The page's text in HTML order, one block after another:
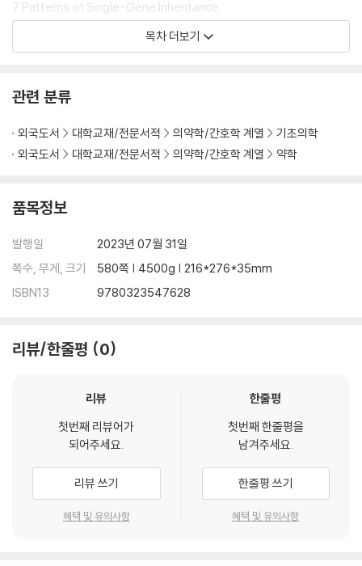
7 Patterns of Single-Gene Inheritance
8 Complex Inheritance of Common Multifactorial Disorders
9 Genetic Variation in Populations
12 The Molecular, Biochemical, and Cellular Basis of Genetic Di
13 The Treatment of Genetic Disease
14 Developmental Genetics and Birth Defects
16 Risk Assessment and Genetic Counseling
17 Preconception and Prenatal Screening and Diagnosis
18 Application of Genomics to Medicine and Individualized Hea
lth Care
19 Ethical and Social Issues in Genetics and Genomics
Epigenetics
Answers to Problems
목차 더보기
관련 분류
외국도서 대학교재/전문서적 의약학/간호학 계열
기초의학
외국도서
대학교재/전문서적 의약학/간호학 계열 약학
품목정보
발행일
2023년 07월 31일
쪽수, 무게, 크기
580쪽 | 4500g | 216*276*35mm
ISBN13
9780323547628
리뷰/한줄평 0
리뷰
첫번째 리뷰어가
되어주세요.
리뷰 쓰기
혜택 및 유의사항
한줄평
첫번째 한줄평을
남겨주세요.
한줄평 쓰기
혜택 및 유의사항